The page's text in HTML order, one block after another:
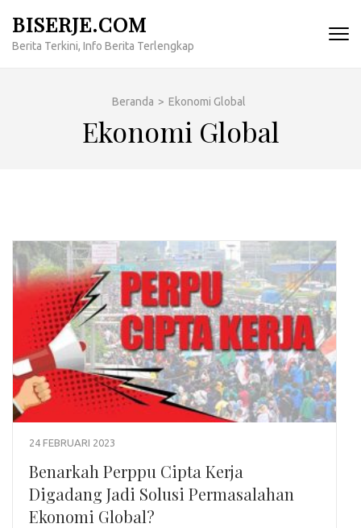
konten
BISERJE.COM
Berita Terkini, Info Berita Terlengkap
Beranda > Ekonomi Global
Ekonomi Global
24 FEBRUARI 2023
Benarkah Perppu Cipta Kerja
Digadang Jadi Solusi Permasalahan
Ekonomi Global?